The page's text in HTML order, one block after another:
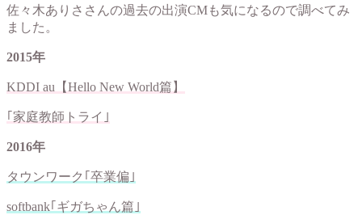
佐々木ありささんの過去の出演CMも気になるので調べてみ
ました。
2015年
KDDI au【Hello New World篇】
｢家庭教師トライ｣
2016年
タウンワーク｢卒業偏｣
softbank｢ギガちゃん篇｣